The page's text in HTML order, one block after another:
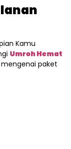
Kamu
Umroh Hemat
paket